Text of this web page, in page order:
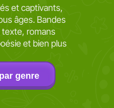
et captivants,
âges. Bandes
texte, romans
et bien plus
genre